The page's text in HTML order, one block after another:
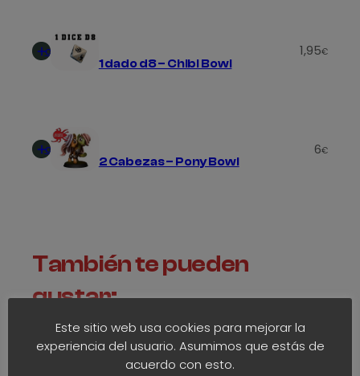
a
7
5
Añadir
al
1 dado d8 – Chibi Bowl
1,95€
Añadir
al
carrito
2 Cabezas – Pony Bowl
6€
También te pueden
gustar:
Este sitio web usa cookies para mejorar la
experiencia del usuario. Asumimos que estás de
acuerdo con esto.